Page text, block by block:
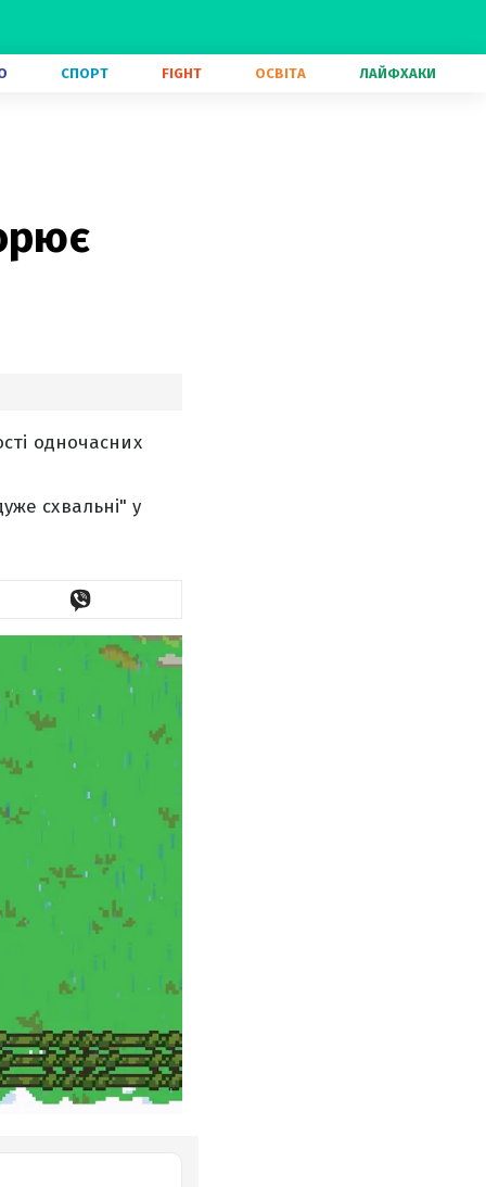
СПОРТ FIGHT ОСВІТА ЛАЙФХАКИ
одночасних
схвальні" у